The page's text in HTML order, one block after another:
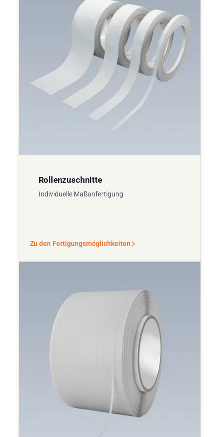
Rollenzuschnitte
Individuelle Maßanfertigung
Zu den Fertigungsmöglichkeiten